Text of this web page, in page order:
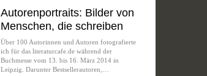
Autorenportraits: Bilder von
Menschen, die schreiben
Über 100 Autorinnen und Autoren fotografierte
ich für das literaturcafe.de während der
Buchmesse vom 13. bis 16. März 2014 in
Leipzig. Darunter Bestsellerautoren,…